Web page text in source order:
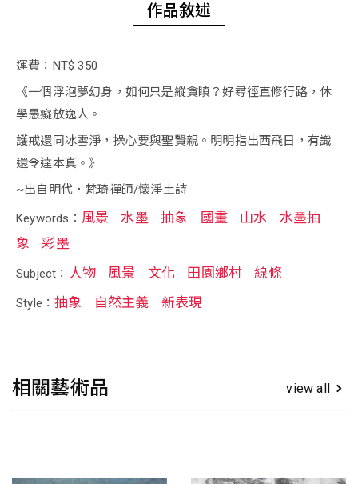
作品敘述
運費：NT$ 350
《一個浮泡夢幻身，如何只是縱貪瞋？好尋徑直修行路，休
學愚癡放逸人。
護戒還同冰雪淨，操心要與聖賢親。明明指出西飛日，有識
還令達本真。》
~出自明代‧梵琦禪師/懷淨土詩
Keywords： 風景 水墨 抽象 國畫 山水
水墨抽
象
彩墨
Subject： 人物 風景 文化 田園鄉村 線條
Style：抽象 自然主義 新表現
相關藝術品 view all